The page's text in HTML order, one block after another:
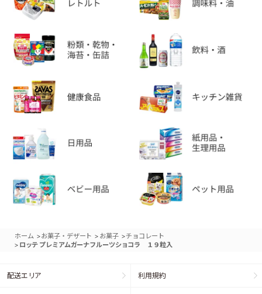
ホーム >お菓子・デザート > お菓子 >チョコレート
> ロッテ プレミアムガーナフルーツショコラ １９粒入
配送エリア 利用規約